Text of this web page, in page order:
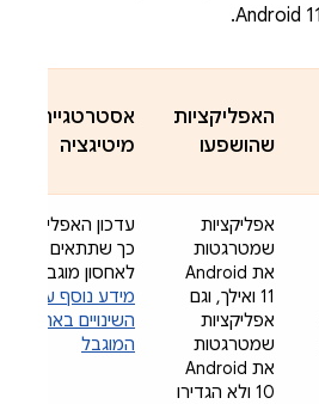
האפליקציות
שהושפעו
אסטרטגיית
מיטיגציה
אפליקציות
שמטרגטות
את Android
11 ואילך, וגם
אפליקציות
שמטרגטות
את Android
10 ולא הגדירו
עדכון האפליקציה
כך שתתאים
לאחסון מוגבל
מידע נוסף על
השינויים באחסון
המוגבל